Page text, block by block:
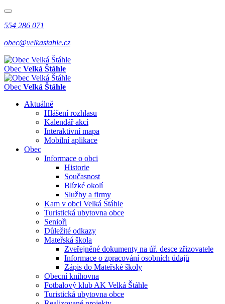
554 286 071
obec@velkastahle.cz
Obec Velká Štáhle
Obec Velká Štáhle
Aktuálně
Hlášení rozhlasu
Kalendář akcí
Interaktivní mapa
Mobilní aplikace
Obec
Informace o obci
Historie
Současnost
Blízké okolí
Služby a firmy
Kam v obci Velká Štáhle
Turistická ubytovna obce
Senioři
Důležité odkazy
Mateřská škola
Zveřejněné dokumenty na úř. desce zřizovatele
Informace o zpracování osobních údajů
Zápis do Mateřské školy
Obecní knihovna
Fotbalový klub AK Velká Štáhle
Turistická ubytovna obce